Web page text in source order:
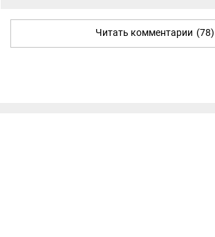
Читать комментарии (78)